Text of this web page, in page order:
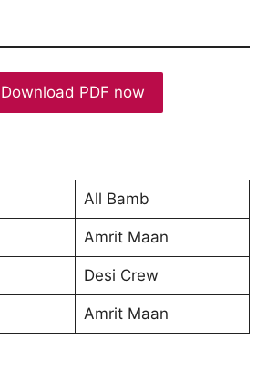
Download PDF now
All Bamb
Amrit Maan
Desi Crew
Amrit Maan